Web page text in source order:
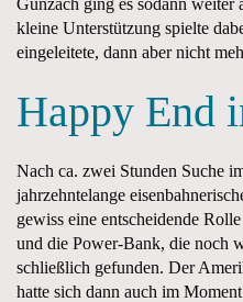
kleine Unterstützung spielte
eingeleitete, dann aber nicht
Happy End
Nach ca. zwei Stunden Suche
jahrzehntelange
gewiss eine entscheidende
und die Power-Bank, die noch
schließlich gefunden. Der
hatte sich dann auch im